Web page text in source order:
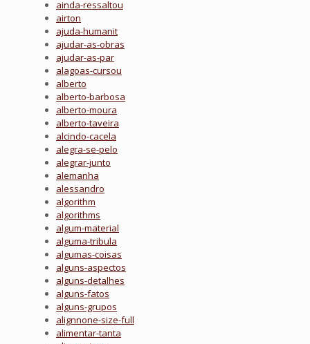
ainda-ressaltou
airton
ajuda-humanit
ajudar-as-obras
ajudar-as-par
alagoas-cursou
alberto
alberto-barbosa
alberto-moura
alberto-taveira
alcindo-cacela
alegra-se-pelo
alegrar-junto
alemanha
alessandro
algorithm
algorithms
algum-material
alguma-tribula
algumas-coisas
alguns-aspectos
alguns-detalhes
alguns-fatos
alguns-grupos
alignnone-size-full
alimentar-tanta